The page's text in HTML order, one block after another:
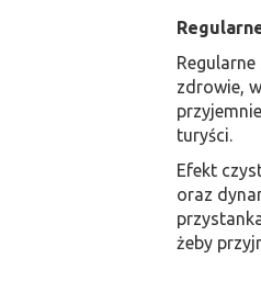
zdrowie,
turyści.
Efekt
oraz
żeby